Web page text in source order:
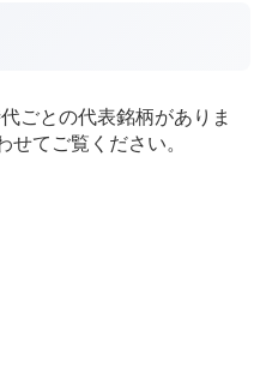
ごとの代表銘柄がありま
せてご覧ください。